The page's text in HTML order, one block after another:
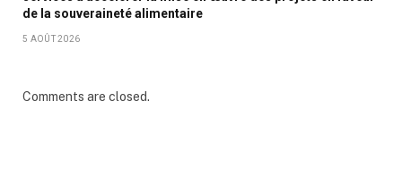
de la souveraineté alimentaire
5 AOÛT 2026
Comments are closed.